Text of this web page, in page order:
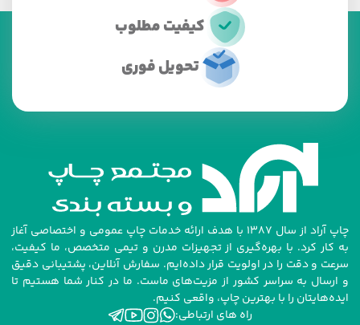
کیفیت مطلوب
تحویل فوری
چاپ آراد از سال ۱۳۸۷ با هدف ارائه خدمات چاپ عمومی و اختصاصی آغاز
به کار کرد. با بهره‌گیری از تجهیزات مدرن و تیمی متخصص، ما کیفیت،
سرعت و دقت را در اولویت قرار داده‌ایم. سفارش آنلاین، پشتیبانی دقیق
و ارسال به سراسر کشور از مزیت‌های ماست. ما در کنار شما هستیم تا
ایده‌هایتان را با بهترین چاپ، واقعی کنیم.
راه های ارتباطی: